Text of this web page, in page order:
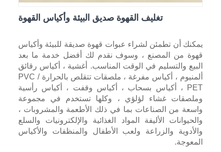
تغليف القهوة صديق البيئة وأكياس القهوة
يمكنك أن تطمئن لشراء عبوات قهوة صديقة للبيئة وأكياس
قهوة من المصنع ، وسوف نقدم لك أفضل خدمة ما بعد
البيع والتسليم في الوقت المناسب. أغشية ، أكياس رقائق
ألمنيوم ، أكياس مفرغة ، ملصقات تتقلص بالحرارة PVC /
PET ، أكياس بسحاب ، أكياس وقفت ، أكياس رأسية
وملصقات غشاء لؤلؤي ، وكلها تستخدم في مجموعة
واسعة من الصناعات بما في ذلك الأطعمة والمشروبات ،
والحيوانات الأليفة المواد الغذائية والإلكترونيات والسلع
والأدوية والزراعة ولعب الأطفال والمنظفات والأكياس
المعوجة.